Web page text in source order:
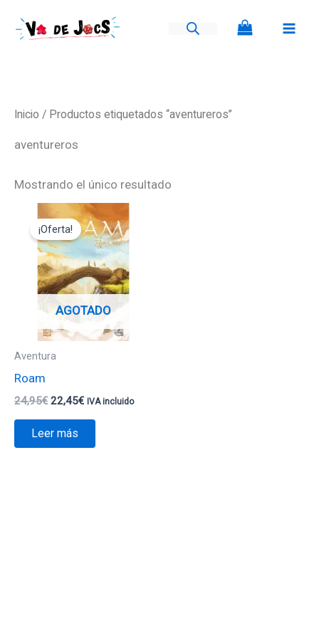
Inicio / Productos etiquetados “aventureros”
aventureros
Mostrando el único resultado
AGOTADO
¡Oferta!
Aventura
Roam
24,95€
precio
original
era:
24,95€.
22,45€
El
precio
actual
es:
22,45€.
IVA incluido
Leer más